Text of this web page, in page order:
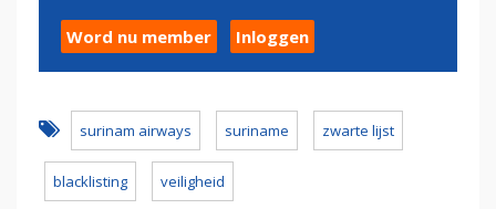
Word nu member Inloggen
surinam airways suriname zwarte lijst
blacklisting veiligheid